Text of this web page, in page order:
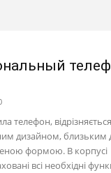
телефон, відрізняється
дизайном, близьким
формою. В корпусі
всі необхідні